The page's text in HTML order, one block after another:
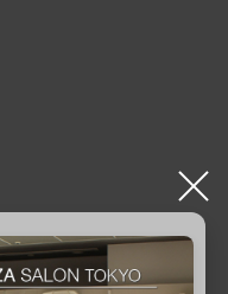
×